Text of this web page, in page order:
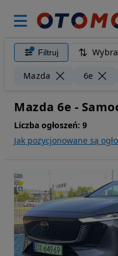
Filtruj
Mazda 6e
Mazda 6e -
Liczba ogłoszeń: 9
Jak pozycjonowane są